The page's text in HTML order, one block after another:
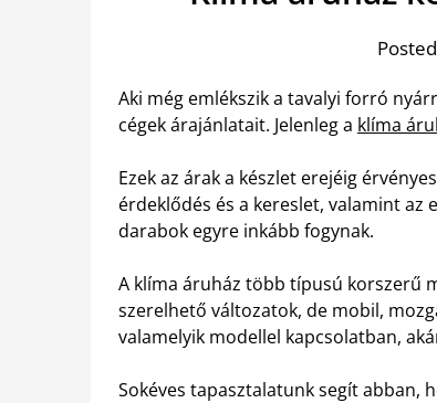
Aki még emlékszik a tavalyi forró
cégek árajánlatait. Jelenleg a klíma
Ezek az árak a készlet erejéig
érdeklődés és a kereslet, valamint az
darabok egyre inkább fogynak.
A klíma áruház több típusú korszerű
szerelhető változatok, de mobil,
valamelyik modellel kapcsolatban,
Sokéves tapasztalatunk segít abban,